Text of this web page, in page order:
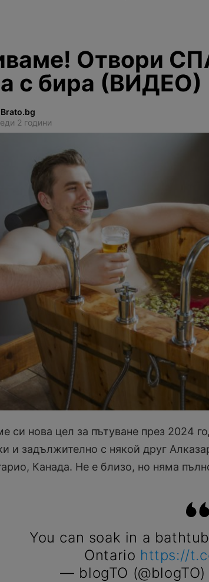
Отвори
с бира (ВИДЕО)
Brato.bg
2 години
си нова цел за пътуване през 2024
и задължително с някой друг
Канада. Не е близо, но няма
You can soak in a
Ontario https://
— blogTO (@blogTO)